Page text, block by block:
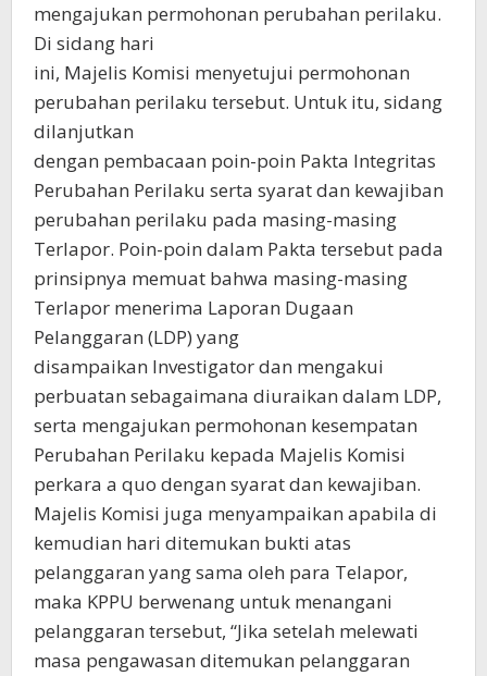
mengajukan permohonan perubahan perilaku.
Di sidang hari
ini, Majelis Komisi menyetujui permohonan
perubahan perilaku tersebut. Untuk itu, sidang
dilanjutkan
dengan pembacaan poin-poin Pakta Integritas
Perubahan Perilaku serta syarat dan kewajiban
perubahan perilaku pada masing-masing
Terlapor. Poin-poin dalam Pakta tersebut pada
prinsipnya memuat bahwa masing-masing
Terlapor menerima Laporan Dugaan
Pelanggaran (LDP) yang
disampaikan Investigator dan mengakui
perbuatan sebagaimana diuraikan dalam LDP,
serta mengajukan permohonan kesempatan
Perubahan Perilaku kepada Majelis Komisi
perkara a quo dengan syarat dan kewajiban.
Majelis Komisi juga menyampaikan apabila di
kemudian hari ditemukan bukti atas
pelanggaran yang sama oleh para Telapor,
maka KPPU berwenang untuk menangani
pelanggaran tersebut, “Jika setelah melewati
masa pengawasan ditemukan pelanggaran